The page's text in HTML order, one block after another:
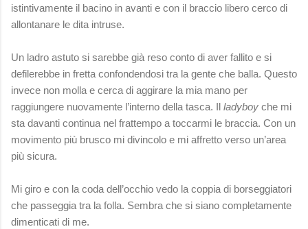
istintivamente il bacino in avanti e con il braccio libero cerco di
allontanare le dita intruse.
Un ladro astuto si sarebbe già reso conto di aver fallito e si
defilerebbe in fretta confondendosi tra la gente che balla. Questo
invece non molla e cerca di aggirare la mia mano per
raggiungere nuovamente l’interno della tasca. Il ladyboy che mi
sta davanti continua nel frattempo a toccarmi le braccia. Con un
movimento più brusco mi divincolo e mi affretto verso un’area
più sicura.
Mi giro e con la coda dell’occhio vedo la coppia di borseggiatori
che passeggia tra la folla. Sembra che si siano completamente
dimenticati di me.